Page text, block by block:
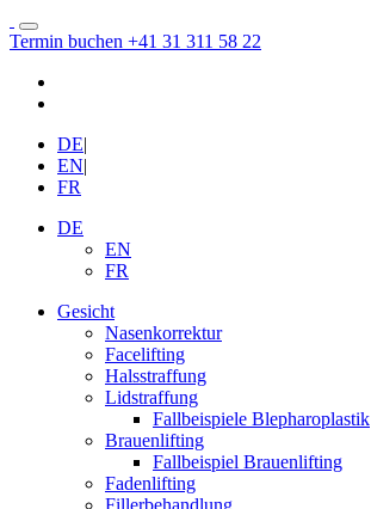
Termin buchen +41 31 311 58 22
DE|
EN|
FR
DE
EN
FR
Gesicht
Nasenkorrektur
Facelifting
Halsstraffung
Lidstraffung
Fallbeispiele Blepharoplastik
Brauenlifting
Fallbeispiel Brauenlifting
Fadenlifting
Fillerbehandlung